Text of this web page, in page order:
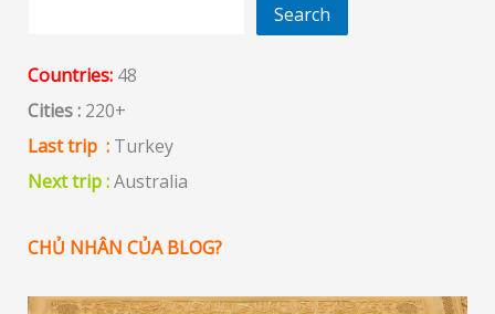
Search
Countries:48
Cities :220+
Last trip :Turkey
Next trip :Australia
CHỦ NHÂN CỦA BLOG?